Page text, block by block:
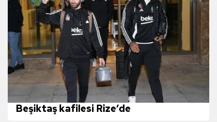
Beşiktaş kafilesi Rize’de